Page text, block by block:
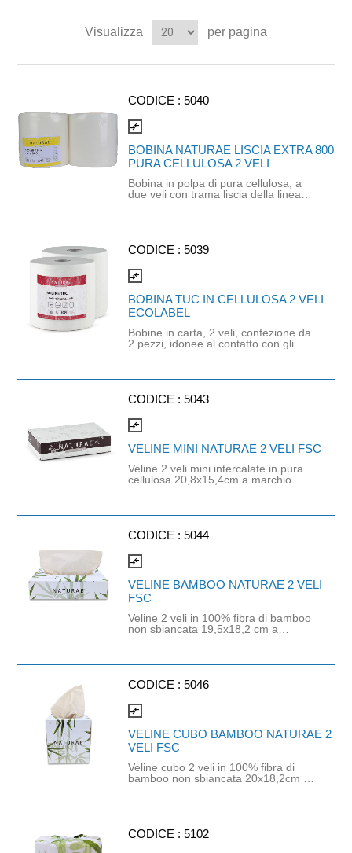
Visualizza per pagina
CODICE :5040
compare_arrows
BOBINA NATURAE LISCIA EXTRA 800
PURA CELLULOSA 2 VELI
Bobina in polpa di pura cellulosa, a
due veli con trama liscia della linea
ottici. Idonea al contatto con alimenti.
bobina: 3 kg - Peso coppia: 6 kg.
CODICE :5039
compare_arrows
BOBINA TUC IN CELLULOSA 2 VELI
ECOLABEL
Bobine in carta, 2 veli, confezione da
2 pezzi, idonee al contatto con gli
Strappo: H24,8 x 22 cm. Gr/mq: 21.
ECOLABEL e FSC.
CODICE :5043
compare_arrows
VELINE MINI NATURAE 2 VELI FSC
Veline 2 veli mini intercalate in pura
cellulosa 20,8x15,4cm a marchio
Prodotto con materie prime certificate
CODICE :5044
compare_arrows
VELINE BAMBOO NATURAE 2 VELI
FSC
Veline 2 veli in 100% fibra di bamboo
non sbiancata 19,5x18,2 cm a
20x11,5x5cm. Prodotto con materie
sensibili, uniscono sicurezza,
CODICE :5046
compare_arrows
VELINE CUBO BAMBOO NATURAE 2
VELI FSC
Veline cubo 2 veli in 100% fibra di
bamboo non sbiancata 20x18,2cm a
11x11x12cm. Prodotto con materie
sensibili, uniscono sicurezza,
CODICE :5102